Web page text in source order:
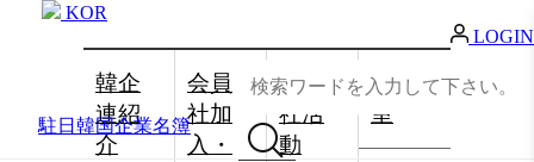
韓企
連紹
介
会員
社加
入・
会員
社活
動
資料
室
駐日韓国企業名簿
KOR
LOGIN